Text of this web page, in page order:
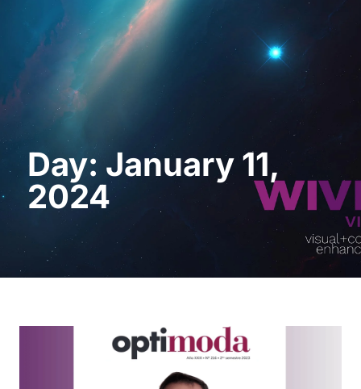
Request a Demo
Day: January 11,
2024